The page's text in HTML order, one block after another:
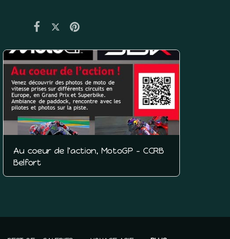
Au coeur de l'action, MotoGP - CCRB
Belfort